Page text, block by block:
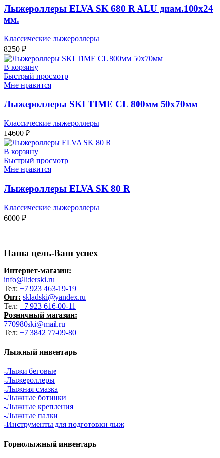
Лыжероллеры ELVA SK 680 R ALU диам.100х24
мм.
Классические лыжероллеры
8250 ₽
В корзину
Быстрый просмотр
Мне нравится
Лыжероллеры SKI TIME CL 800мм 50х70мм
Классические лыжероллеры
14600 ₽
В корзину
Быстрый просмотр
Мне нравится
Лыжероллеры ELVA SK 80 R
Классические лыжероллеры
6000 ₽
Наша цель-Ваш успех
Интернет-магазин:
info@liderski.ru
Тел: +7 923 463-19-19
Опт: skladski@yandex.ru
Тел: +7 923 616-00-11
Розничный магазин:
770980ski@mail.ru
Тел: +7 3842 77-09-80
Лыжный инвентарь
-Лыжи беговые
-Лыжероллеры
-Лыжная смазка
-Лыжные ботинки
-Лыжные крепления
-Лыжные палки
-Инструменты для подготовки лыж
Горнолыжный инвентарь